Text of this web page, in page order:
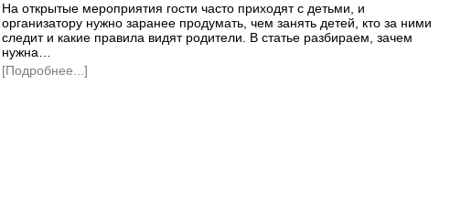
На открытые мероприятия гости часто приходят с детьми, и
организатору нужно заранее продумать, чем занять детей, кто за ними
следит и какие правила видят родители. В статье разбираем, зачем
нужна…
[Подробнее...]